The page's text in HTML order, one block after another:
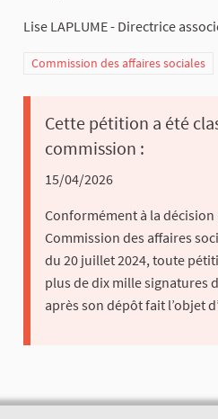
Lise LAPLUME - Directrice
Commission des affaires sociales
Cette pétition a été
commission :
15/04/2026
Conformément à la
Commission des affaires
du 20 juillet 2024, toute
plus de dix mille signatures
après son dépôt fait l’objet